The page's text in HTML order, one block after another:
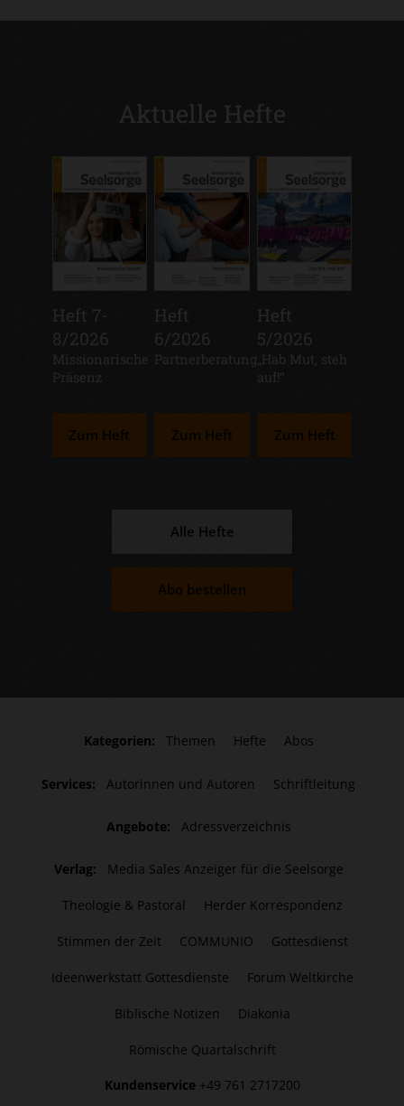
Aktuelle Hefte
Heft 7-
8/2026
:
Missionarische
Präsenz
Zum Heft
Heft
6/2026
:
Partnerberatung
Zum Heft
Heft
5/2026
:„Hab Mut, steh
auf!“
Zum Heft
Alle Hefte
Abo bestellen
Kategorien: Themen Hefte Abos
Services: Autorinnen und Autoren Schriftleitung
Angebote: Adressverzeichnis
Verlag: Media Sales Anzeiger für die Seelsorge
Theologie & Pastoral Herder Korrespondenz
Stimmen der Zeit COMMUNIO Gottesdienst
Ideenwerkstatt Gottesdienste Forum Weltkirche
Biblische Notizen Diakonia
Römische Quartalschrift
Kundenservice +49 761 2717200